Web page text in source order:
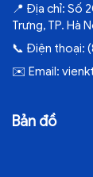
📍 Địa chỉ: Số
Trưng, TP. Hà
📞 Điện thoại:
✉️ Email:
Bản đồ